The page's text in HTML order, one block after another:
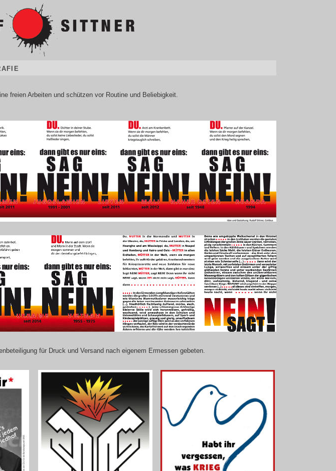
freien Arbeiten und schützen vor Routine und Beliebigkeit.
für Druck und Versand nach eigenem Ermessen gebeten.